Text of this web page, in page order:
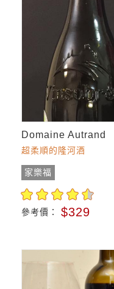
Domaine Autrand
超柔順的隆河酒
家樂福
參考價： $329